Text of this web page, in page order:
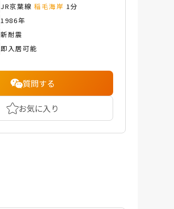
JR京葉線稲毛海岸 1分
1986年
新耐震
即入居可能
質問する
お気に入り